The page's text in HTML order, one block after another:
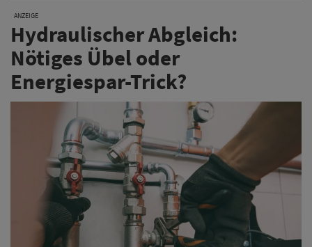
ANZEIGE
Hydraulischer Abgleich:
Nötiges Übel oder
Energiespar-Trick?